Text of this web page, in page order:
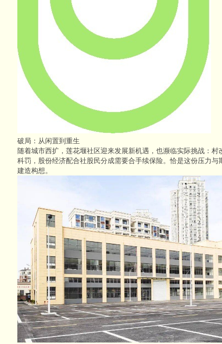
破局：从闲置到重生
随着城市西扩，莲花堰社区迎来发展新机遇，也濒临实际挑战：
科罚，股份经济配合社股民分成需要合手续保险。恰是这份压力与
建造构想。